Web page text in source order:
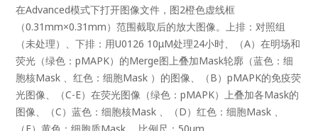
在Advanced模式下打开图像文件，图2橙色虚线框
（0.31mm×0.31mm）范围截取后的放大图像。上排：对照组
（未处理）、下排：用U0126 10μM处理24小时、（A）在明场和
荧光（绿色：pMAPK）的Merge图上叠加Mask轮廓（蓝色：细
胞核Mask 、红色：细胞Mask ）的图像、（B）pMAPK的免疫荧
光图像、（C-E）在荧光图像（绿色：pMAPK）上叠加各Mask的
图像、（C）蓝色：细胞核Mask 、（D）红色：细胞Mask 、
（E）黄色：细胞质Mask 、比例尺：50μm